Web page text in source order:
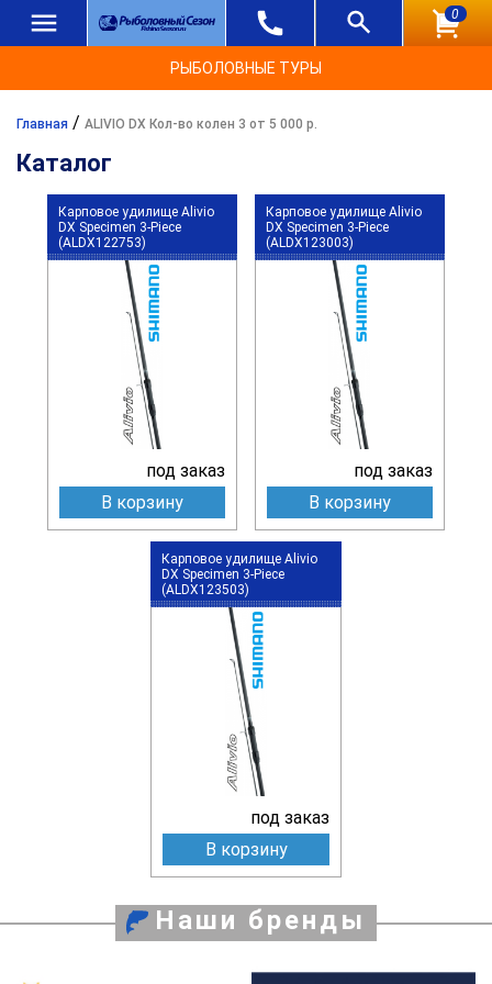
0
РЫБОЛОВНЫЕ ТУРЫ
Главная / ALIVIO DX Кол-во колен 3 от 5 000 р.
Каталог
Карповое удилище Alivio
DX Specimen 3-Piece
(ALDX122753)
под заказ
В корзину
Карповое удилище Alivio
DX Specimen 3-Piece
(ALDX123003)
под заказ
В корзину
Карповое удилище Alivio
DX Specimen 3-Piece
(ALDX123503)
под заказ
В корзину
Наши бренды